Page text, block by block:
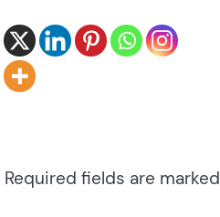
Required fields are marked